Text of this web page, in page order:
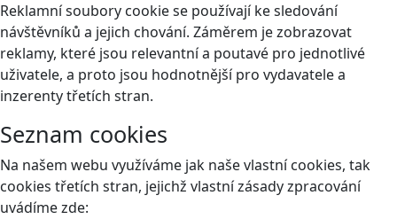
Reklamní soubory cookie se používají ke sledování
návštěvníků a jejich chování. Záměrem je zobrazovat
reklamy, které jsou relevantní a poutavé pro jednotlivé
uživatele, a proto jsou hodnotnější pro vydavatele a
inzerenty třetích stran.
Seznam cookies
Na našem webu využíváme jak naše vlastní cookies, tak
cookies třetích stran, jejichž vlastní zásady zpracování
uvádíme zde: